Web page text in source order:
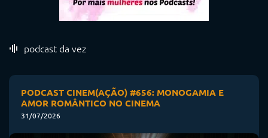
podcast da vez
PODCAST CINEM(AÇÃO) #656: MONOGAMIA E
AMOR ROMÂNTICO NO CINEMA
31/07/2026